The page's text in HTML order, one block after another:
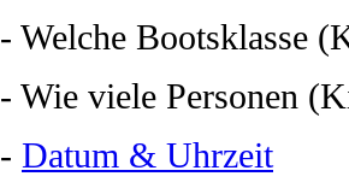
- Welche Bootsklasse
- Wie viele Personen
- Datum & Uhrzeit